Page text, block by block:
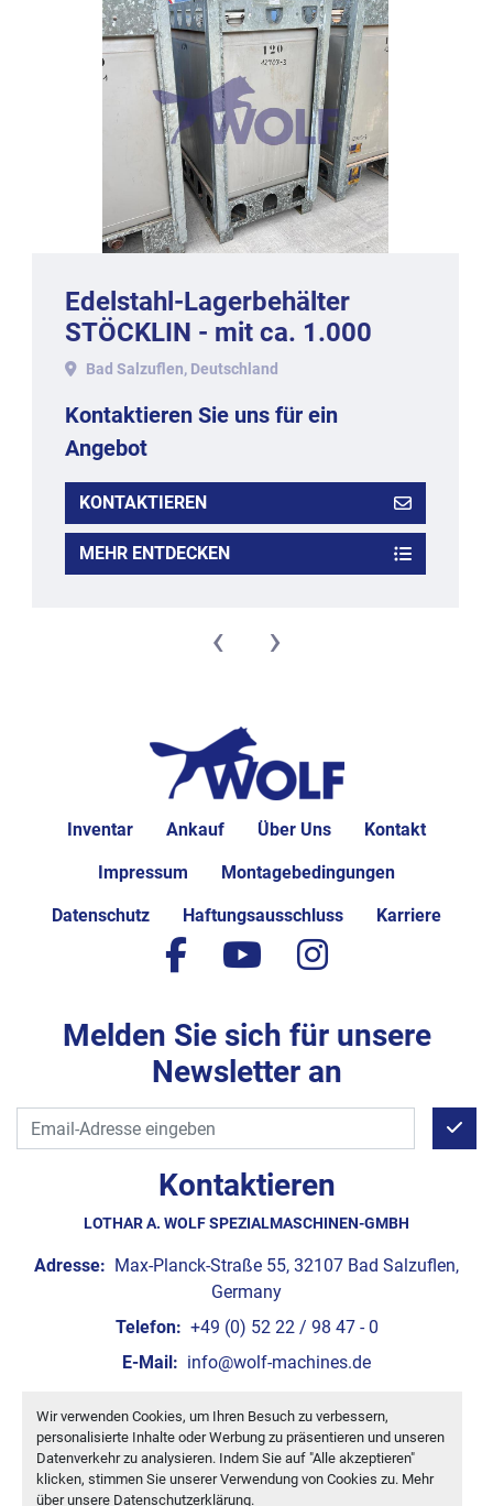
Wir verwenden Cookies, um Ihren Besuch zu verbessern,
personalisierte Inhalte oder Werbung zu präsentieren und unseren
Datenverkehr zu analysieren. Indem Sie auf "Alle akzeptieren"
klicken, stimmen Sie unserer Verwendung von Cookies zu. Mehr
über unsere Datenschutzerklärung.
Edelstahl-Lagerbehälter
STÖCKLIN - mit ca. 1.000
Liter Inhalt, Werkstoff 1.4301.
Bad Salzuflen, Deutschland
Kontaktieren Sie uns für ein
Angebot
KONTAKTIEREN
MEHR ENTDECKEN
‹ ›
Inventar Ankauf Über Uns Kontakt
Impressum Montagebedingungen
Datenschutz Haftungsausschluss Karriere
Kontaktieren
LOTHAR A. WOLF SPEZIALMASCHINEN-GMBH
Adresse: Max-Planck-Straße 55, 32107 Bad Salzuflen,
Germany
Telefon: +49 (0) 52 22 / 98 47 - 0
E-Mail: info@wolf-machines.de
Cookie-Einstellungen
Machinio System-Website vonMachinio
facebook
youtubeinstagram
Melden Sie sich für unsere
Newsletter an